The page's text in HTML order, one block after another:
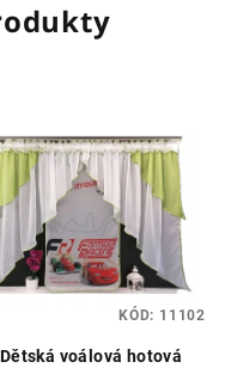
Dětská voálová hotová
KÓD: 11102